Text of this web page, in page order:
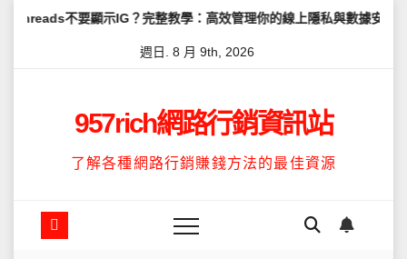
示IG？完整教學：高效管理你的線上隱私與數據安全 怎麼讓
週日. 8 月 9th, 2026
957rich網路行銷資訊站
了解各種網路行銷賺錢方法的最佳資源